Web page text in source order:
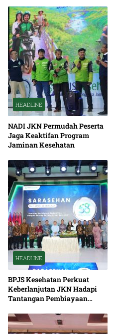
HEADLINE
NADI JKN Permudah Peserta
Jaga Keaktifan Program
Jaminan Kesehatan
HEADLINE
BPJS Kesehatan Perkuat
Keberlanjutan JKN Hadapi
Tantangan Pembiayaan